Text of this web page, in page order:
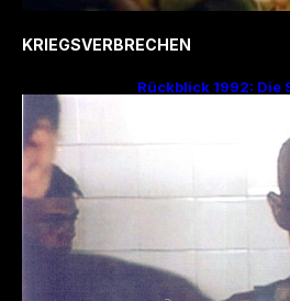
KRIEGSVERBRECHEN
Rückblick 1992: Die
– Ein düsteres